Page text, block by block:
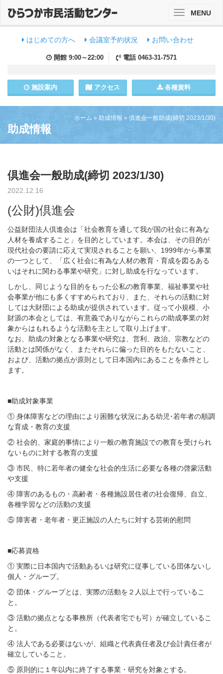
はじめての方へ 会議室予約状況 お問い合わせ
開館 9:00～22:00 電話 0463-31-7571
施設案内 アクセス 各種資料
ToggleMENU
ホーム » 助成情報 » 倶進会一般助成(締切 2023/1/30)
助成情報
倶進会一般助成(締切 2023/1/30)
2022.12.16
(公財)倶進会
公益財団法人倶進会は「社会教育を通して我が国の社会に有為な
人材を養成すること」を目的としています。本会は、その目的が
現代社会の要請に応えて実現されることを願い、1999年から事業
の一つとして、「広く社会に有為な人材の教育・育成を図るある
いはそれに関わる事業や研究」に対し助成を行なっています。
しかし、同じような目的をもった公私の教育事業、福祉事業や社
会事業が他にも多くすすめられており、また、それらの活動に対
しては大財団による助成が提供されています。従って小規模、小
財源の本会としては、有意義でありながらこれらの助成事業の対
象からはもれるような活動を主として取り上げます。
なお、 助成の対象となる事業や研究は、営利、政治、宗教などの
活動とは関係がなく、またそれらに偏った目的をもたないこと、
および、活動の拠点が原則として日本国内にあることを条件とし
ます。
■助成対象事業
① 身体障害などの理由により困難な状況にある幼児･若年者の順調
な育成・教育の支援
② 社会的、家庭的事情により一般の教育施設での教育を受けられ
ないものに対する教育の支援
③ 市民、特に若年者の健全な社会的生活に必要な各種の啓蒙活動
や支援
④ 障害のあるもの・高齢者・各種施設居住者の社会復帰、自立、
各種学習などの活動の支援
⑤ 障害者・老年者・更正施設の人たちに対する芸術的慰問
■応募資格
① 実際に日本国内で活動あるいは研究に従事している団体ないし
個人・グループ。
② 団体・グループとは、実際の活動を２人以上で行っているこ
と。
③ 活動の拠点となる事務所（代表者宅でも可）が確立しているこ
と。
④ 法人である必要はないが、組織と代表責任者及び会計責任者が
確立していること。
⑤ 原則的に１年以内に終了する事業・研究を対象とする。